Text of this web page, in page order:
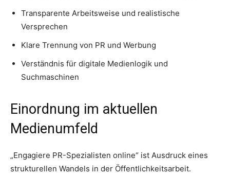
Transparente Arbeitsweise und realistische
Versprechen
Klare Trennung von PR und Werbung
Verständnis für digitale Medienlogik und
Suchmaschinen
Einordnung im aktuellen
Medienumfeld
„Engagiere PR-Spezialisten online“ ist Ausdruck eines
strukturellen Wandels in der Öffentlichkeitsarbeit.